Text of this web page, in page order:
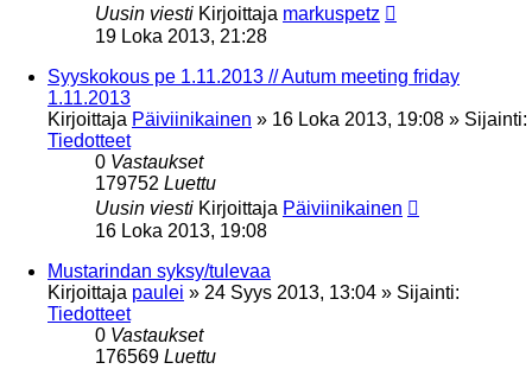
Uusin viesti Kirjoittaja markuspetz
19 Loka 2013, 21:28
Syyskokous pe 1.11.2013 // Autum meeting friday
1.11.2013
Kirjoittaja Päiviinikainen » 16 Loka 2013, 19:08 » Sijainti:
Tiedotteet
0 Vastaukset
179752 Luettu
Uusin viesti Kirjoittaja Päiviinikainen
16 Loka 2013, 19:08
Mustarindan syksy/tulevaa
Kirjoittaja paulei » 24 Syys 2013, 13:04 » Sijainti:
Tiedotteet
0 Vastaukset
176569 Luettu